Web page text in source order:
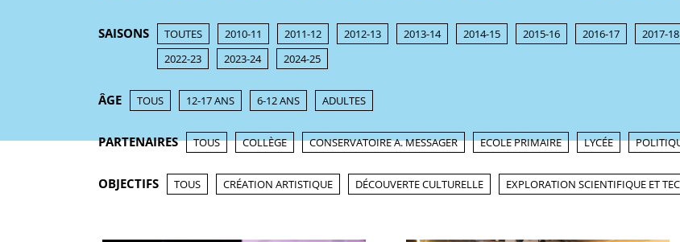
SAISONS TOUTES 2010-11 2011-12 2012-13 2013-14 2014-15 2015-16 2016-17 2017-18
2022-23
2023-24 2024-25
ÂGE TOUS 12-17 ANS 6-12 ANS ADULTES
PARTENAIRES TOUS COLLÈGE CONSERVATOIRE A. MESSAGER ECOLE PRIMAIRE LYCÉE
OBJECTIFS TOUS CRÉATION ARTISTIQUE DÉCOUVERTE CULTURELLE EXPLORATION SCIENTIFIQUE ET